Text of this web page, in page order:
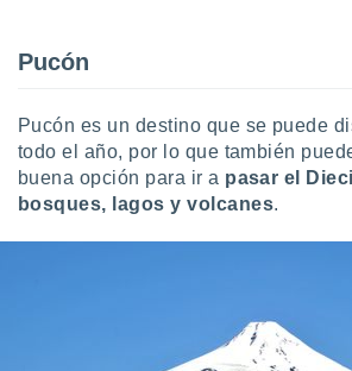
Pucón
Pucón es un destino que se puede
todo el año, por lo que también
buena opción para ir a pasar el
bosques, lagos y volcanes.